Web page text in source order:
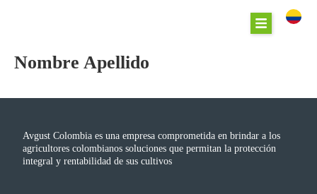
Nombre Apellido
Avgust Colombia es una empresa comprometida en brindar a los
agricultores colombianos soluciones que permitan la protección
integral y rentabilidad de sus cultivos